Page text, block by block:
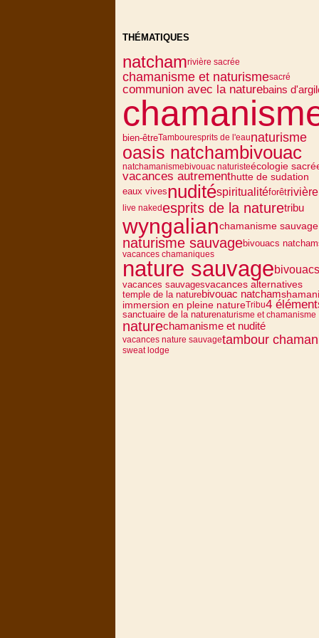
THÉMATIQUES
natchamrivière sacrée
chamanisme et naturismesacré
communion avec la naturebains
bien-êtreTambouresprits de l'eaunaturisme
oasis natchambivouac
natchamanismebivouac naturisteécologie
vacances autrementhutte de sudation
eaux vivesnuditéspiritualitéforêtrivière
live nakedesprits de la naturetribu
wyngalianchamanisme sauvage
naturisme sauvagebivouacs
vacances chamaniques
nature sauvagebivouacs
vacances sauvagesvacances alternatives
temple de la naturebivouac natcham
immersion en pleine natureTribu4
sanctuaire de la naturenaturisme et chamanisme
naturechamanisme et nudité
vacances nature sauvagetambour
sweat lodge